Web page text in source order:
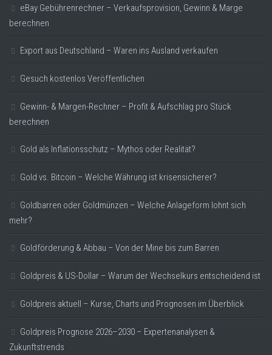
eBay Gebührenrechner – Verkaufsprovision, Gewinn & Marge
berechnen
Export aus Deutschland – Waren ins Ausland verkaufen
Gesuch kostenlos Veröffentlichen
Gewinn- & Margen-Rechner – Profit & Aufschlag pro Stück
berechnen
Gold als Inflationsschutz – Mythos oder Realität?
Gold vs. Bitcoin – Welche Währung ist krisensicherer?
Goldbarren oder Goldmünzen – Welche Anlageform lohnt sich
mehr?
Goldförderung & Abbau – Von der Mine bis zum Barren
Goldpreis & US-Dollar – Warum der Wechselkurs entscheidend ist
Goldpreis aktuell – Kurse, Charts und Prognosen im Überblick
Goldpreis Prognose 2026–2030 – Expertenanalysen &
Zukunftstrends